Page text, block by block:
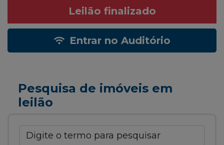
Leilão finalizado
Entrar no Auditório
Pesquisa de imóveis em
leilão